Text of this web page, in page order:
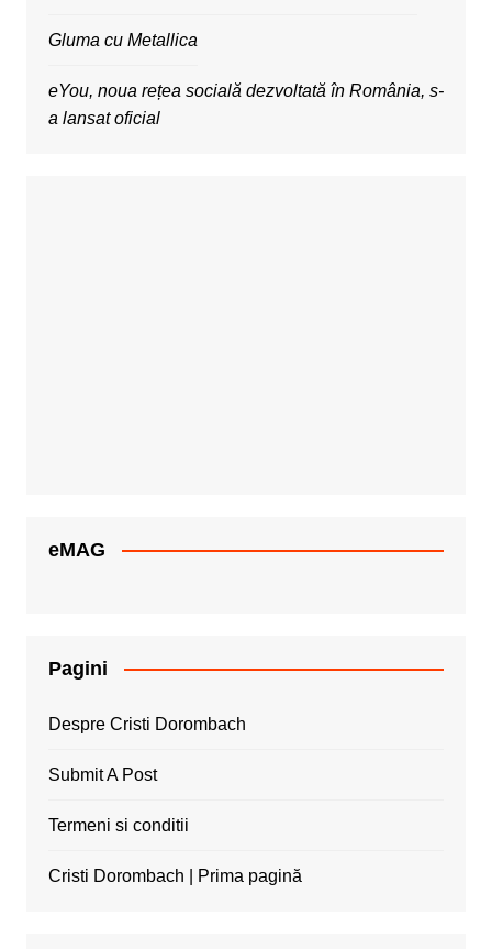
Gluma cu Metallica
eYou, noua rețea socială dezvoltată în România, s-
a lansat oficial
eMAG
Pagini
Despre Cristi Dorombach
Submit A Post
Termeni si conditii
Cristi Dorombach | Prima pagină